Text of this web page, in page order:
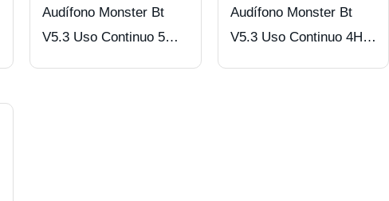
Audífono Monster Bt
V5.3 Uso Continuo 5
Audífono Monster Bt
V5.3 Uso Continuo 4Hrs